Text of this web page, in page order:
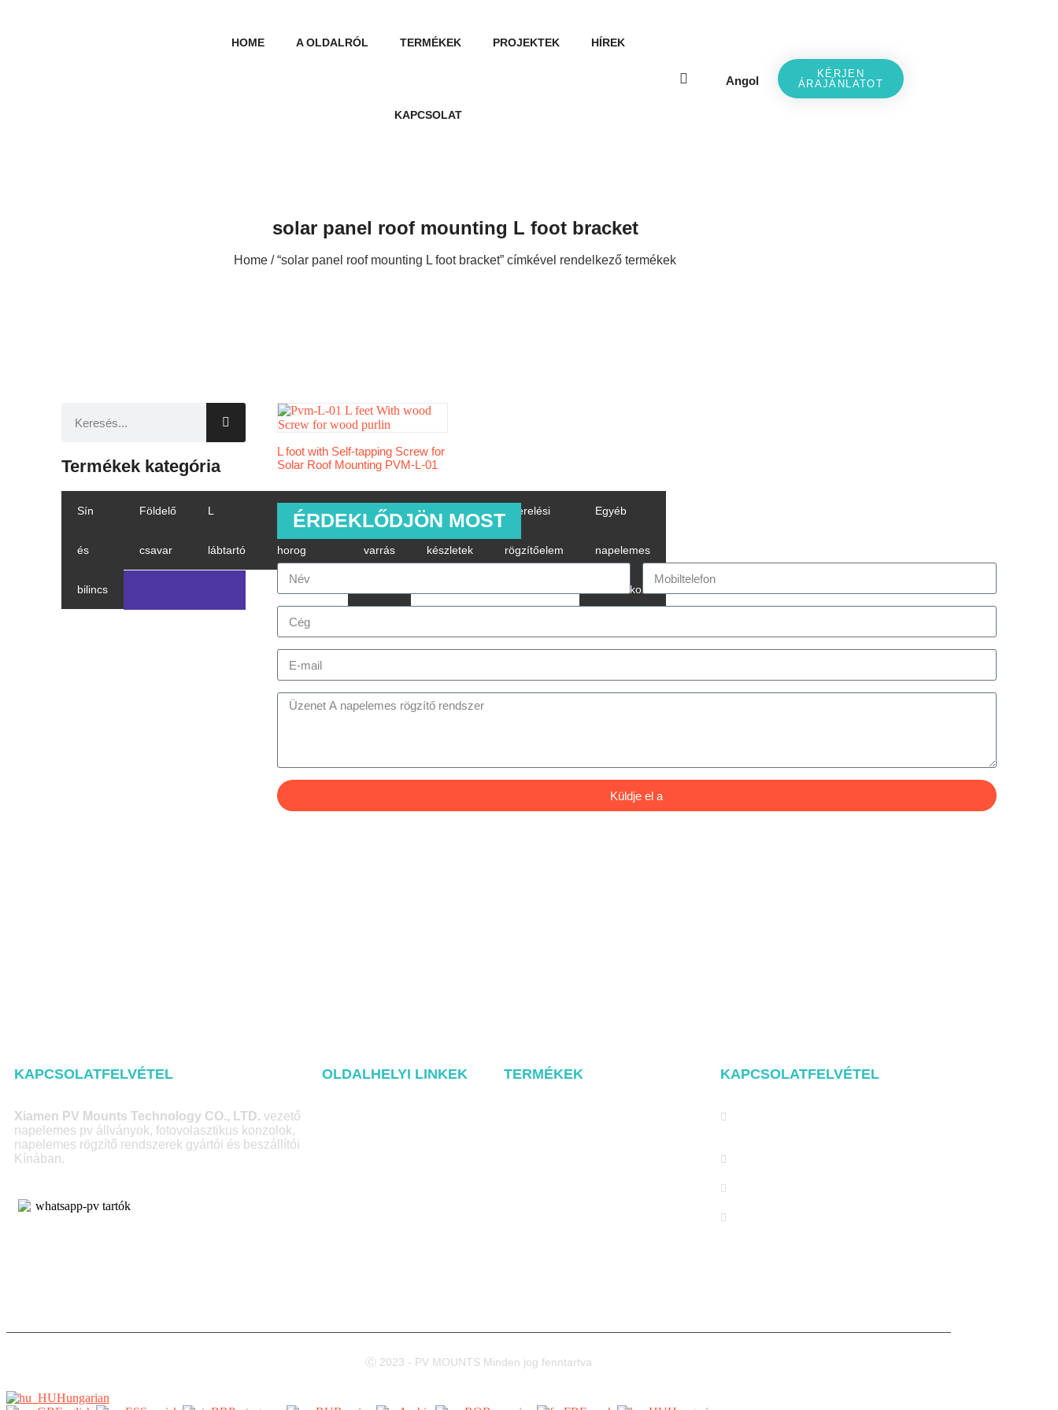
HOME A OLDALRÓL TERMÉKEK PROJEKTEK HÍREK
KAPCSOLAT
Angol
KÉRJEN
ÁRAJÁNLATOT
solar panel roof mounting L foot bracket
Home / “solar panel roof mounting L foot bracket” címkével rendelkező termékek
Termékek kategória
Sín
és
bilincs
Földelő
csavar
L
lábtartó
Cseréptető
horog
Álló
varrás készletek
Szerelési
rögzítőelem
Egyéb
napelemes
tartozékok
L foot with Self-tapping Screw for
Solar Roof Mounting PVM-L-01
ÉRDEKLŐDJÖN MOST
Küldje el a
KAPCSOLATFELVÉTEL
Xiamen PV Mounts Technology CO., LTD. vezető
napelemes pv állványok, fotovolasztikus konzolok,
napelemes rögzítő rendszerek gyártói és beszállítói
Kínában.
OLDALHELYI LINKEK TERMÉKEK KAPCSOLATFELVÉTEL
Ⓒ 2023 - PV MOUNTS Minden jog fenntartva
Hungarian